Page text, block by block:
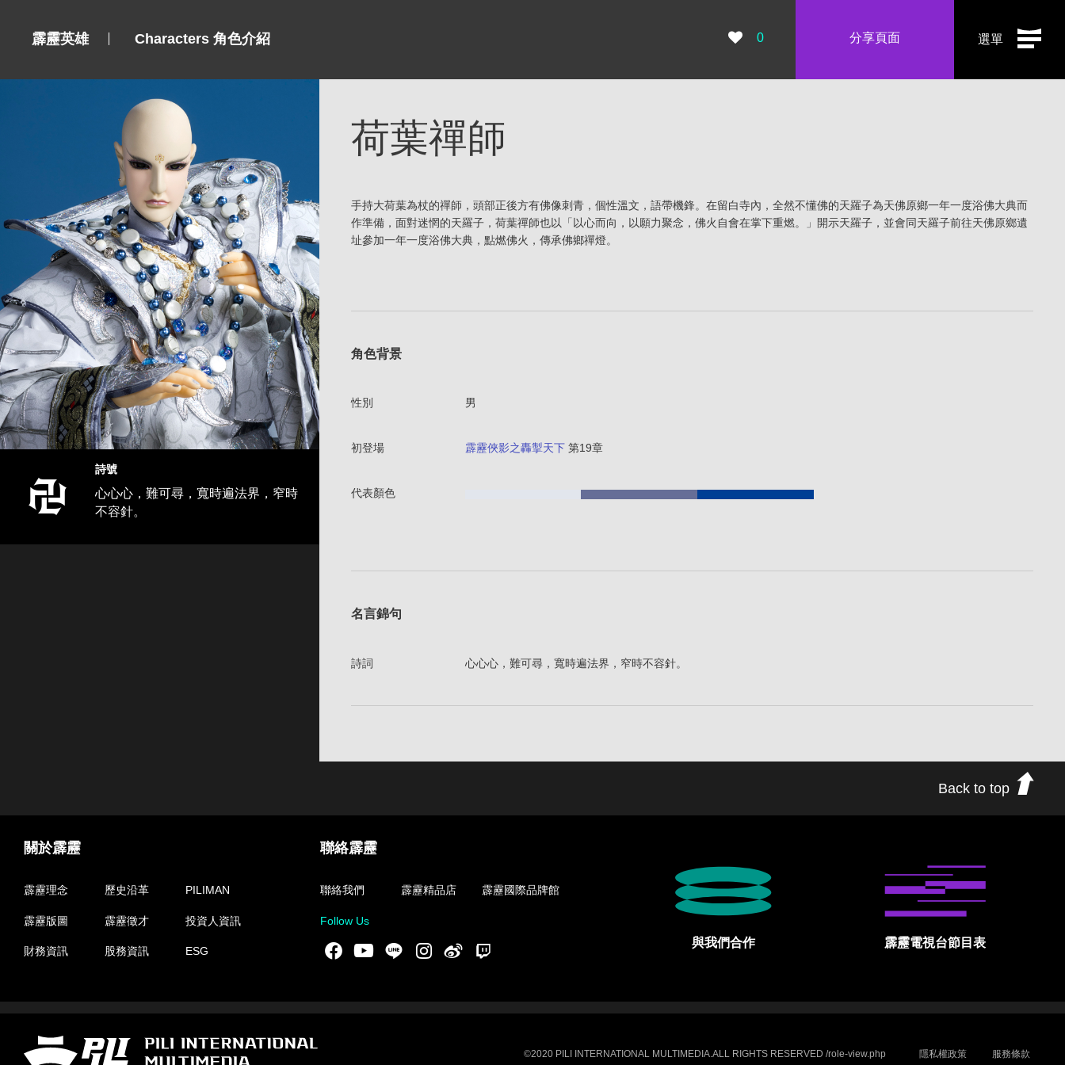
選單
霹靂英雄 Characters 角色介紹 瀏覽數：
0 分享頁面
詩號
心心心，難可尋，寬時遍法界，窄時
不容針。
荷葉禪師
手持大荷葉為杖的禪師，頭部正後方有佛像刺青，個性溫文，語帶機鋒。在留白寺內，全然不懂佛的天羅子為天佛原鄉一年一度浴佛大典而
作準備，面對迷惘的天羅子，荷葉禪師也以「以心而向，以願力聚念，佛火自會在掌下重燃。」開示天羅子，並會同天羅子前往天佛原鄉遺
址參加一年一度浴佛大典，點燃佛火，傳承佛鄉禪燈。
角色背景
性別 男
初登場 霹靂俠影之轟掣天下第19章
代表顏色
名言錦句
詩詞 心心心，難可尋，寬時遍法界，窄時不容針。
Back to top
關於霹靂
霹靂理念 歷史沿革 PILIMAN
霹靂版圖 霹靂徵才 投資人資訊
財務資訊 股務資訊 ESG
聯絡霹靂
聯絡我們 霹靂精品店 霹靂國際品牌館
Follow Us
Facebook
YoutubeLINE Instgram新浪微博 與我們合作 霹靂電視台節目表
霹靂國際多媒體股份有限公司 PILI INTERNATIONAL MULTIMEDIA
©2020 PILI INTERNATIONAL MULTIMEDIA.ALL RIGHTS RESERVED /role-view.php 隱私權政策 服務條款